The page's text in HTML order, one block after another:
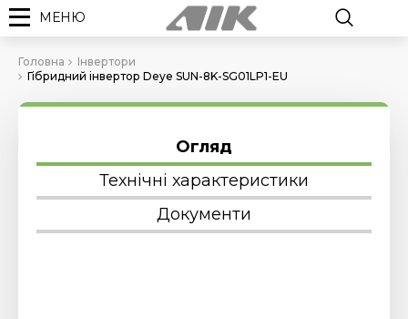
МЕНЮ
Головна
Інвертори
Гібридний інвертор Deye SUN-8K-SG01LP1-EU
Огляд
Технічні характеристики
Документи